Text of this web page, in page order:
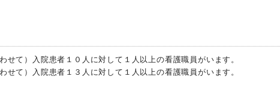
せて）入院患者１０人に対して１人以上の看護職員がいます。
せて）入院患者１３人に対して１人以上の看護職員がいます。